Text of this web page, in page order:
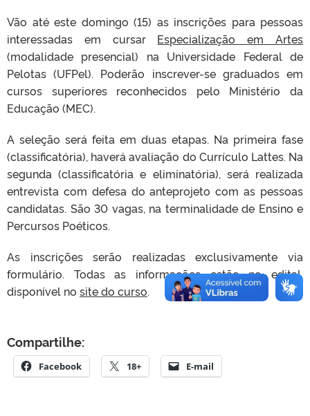
Vão até este domingo (15) as inscrições para pessoas
interessadas em cursar Especialização em Artes
(modalidade presencial) na Universidade Federal de
Pelotas (UFPel). Poderão inscrever-se graduados em
cursos superiores reconhecidos pelo Ministério da
Educação (MEC).
A seleção será feita em duas etapas. Na primeira fase
(classificatória), haverá avaliação do Currículo Lattes. Na
segunda (classificatória e eliminatória), será realizada
entrevista com defesa do anteprojeto com as pessoas
candidatas. São 30 vagas, na terminalidade de Ensino e
Percursos Poéticos.
As inscrições serão realizadas exclusivamente via
formulário. Todas as informações estão no edital,
disponível no site do curso.
Compartilhe:
Facebook 18+ E-mail